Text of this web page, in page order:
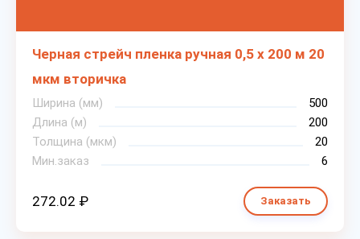
Черная стрейч пленка ручная 0,5 х 200 м 20
мкм вторичка
Ширина (мм)
500
Длина (м)
200
Толщина (мкм)
20
Мин.заказ
6
272.02 ₽ Заказать